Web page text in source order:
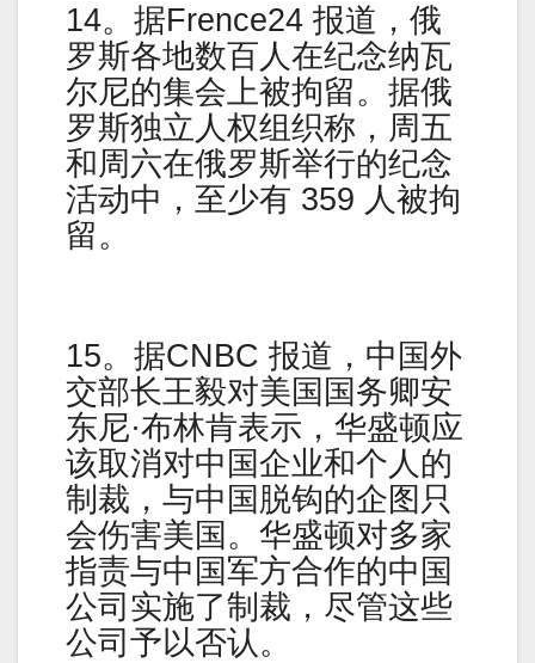
14。据Frence24 报道，俄
罗斯各地数百人在纪念纳瓦
尔尼的集会上被拘留。据俄
罗斯独立人权组织称，周五
和周六在俄罗斯举行的纪念
活动中，至少有 359 人被拘
留。
15。据CNBC 报道，中国外
交部长王毅对美国国务卿安
东尼·布林肯表示，华盛顿应
该取消对中国企业和个人的
制裁，与中国脱钩的企图只
会伤害美国。华盛顿对多家
指责与中国军方合作的中国
公司实施了制裁，尽管这些
公司予以否认。